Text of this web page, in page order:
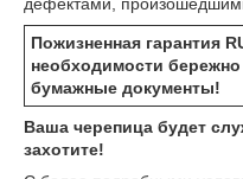
Пожизненная гарантия
необходимости
бумажные документы!
Ваша черепица будет
захотите!